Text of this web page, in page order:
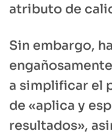
atributo de
Sin embargo,
a simplificar el
de «aplica y
resultados»,